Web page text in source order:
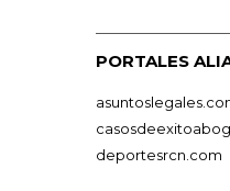
PORTALES
deportesrcn.com